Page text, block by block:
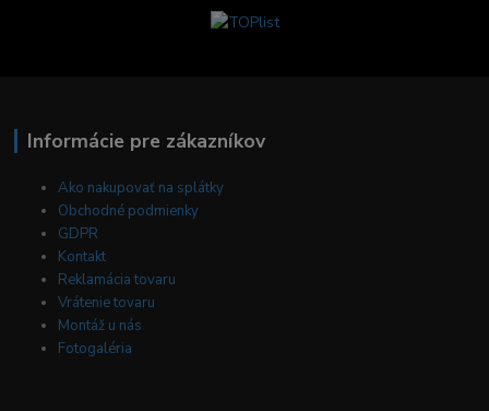
Informácie pre zákazníkov
Ako nakupovať na splátky
Obchodné podmienky
GDPR
Kontakt
Reklamácia tovaru
Vrátenie tovaru
Montáž u nás
Fotogaléria